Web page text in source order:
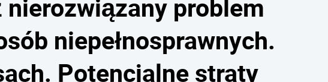
nierozwiązany problem
niepełnosprawnych.
Potencjalne straty